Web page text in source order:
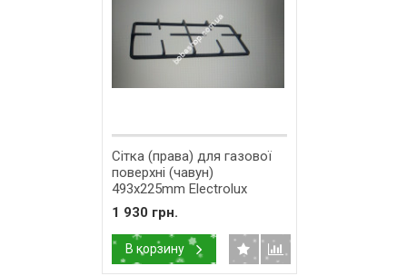
Сітка (права) для газової
поверхні (чавун)
493x225mm Electrolux
3424270019
1 930 грн.
В корзину